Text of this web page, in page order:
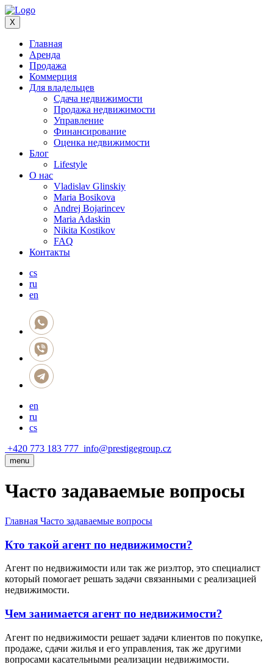
X
Главная
Аренда
Продажа
Коммерция
Для владельцев
Сдача недвижимости
Продажа недвижимости
Управление
Финансирование
Оценка недвижимости
Блог
Lifestyle
О нас
Vladislav Glinskiy
Maria Bosikova
Andrej Bojarincev
Maria Adaskin
Nikita Kostikov
FAQ
Контакты
cs
ru
en
en
ru
cs
+420 773 183 777 info@prestigegroup.cz
menu
Часто задаваемые вопросы
Главная Часто задаваемые вопросы
Кто такой агент по недвижимости?
Агент по недвижимости или так же риэлтор, это специалист
который помогает решать задачи связанными с реализацией
недвижимости.
Чем занимается агент по недвижимости?
Агент по недвижимости решает задачи клиентов по покупке,
продаже, сдачи жилья и его управления, так же другими
вопросами касательными реализации недвижимости.